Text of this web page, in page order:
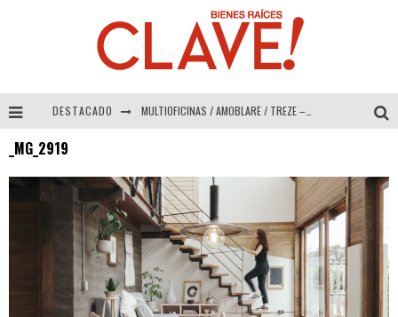
DESTACADO MULTIOFICINAS / AMOBLARE / TREZE – Especial Interiorismo & Decoración 2026
COLINEAL – Especial Interiorismo & Decoración 2026
ADRIANA HOYOS DESIGN STUDIO – Especial Interiorismo & Decoración 2026
_MG_2919